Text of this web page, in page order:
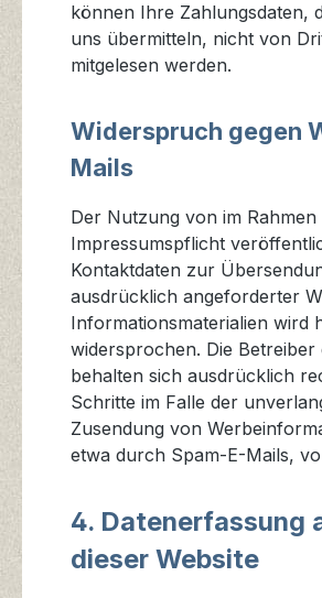
können Ihre Zahlungsdaten,
uns übermitteln, nicht von
mitgelesen werden.
Widerspruch gegen
Mails
Der Nutzung von im Rahmen
Impressumspflicht
Kontaktdaten zur
ausdrücklich angeforderter
Informationsmaterialien wird
widersprochen. Die Betreiber
behalten sich ausdrücklich
Schritte im Falle der
Zusendung von
etwa durch Spam-E-Mails,
4. Datenerfassung
dieser Website